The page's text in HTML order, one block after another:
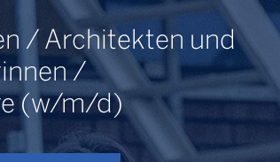
/ Architekten und
/
(w/m/d)